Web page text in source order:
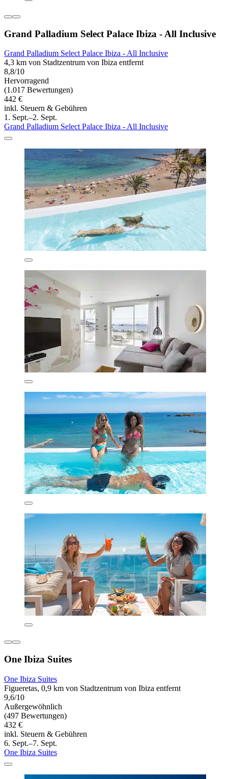
Grand Palladium Select Palace Ibiza - All Inclusive
Grand Palladium Select Palace Ibiza - All Inclusive
4,3 km von Stadtzentrum von Ibiza entfernt
8,8/10
Hervorragend
(1.017 Bewertungen)
442 €
inkl. Steuern & Gebühren
1. Sept.–2. Sept.
Grand Palladium Select Palace Ibiza - All Inclusive
One Ibiza Suites
One Ibiza Suites
Figueretas, 0,9 km von Stadtzentrum von Ibiza entfernt
9,6/10
Außergewöhnlich
(497 Bewertungen)
432 €
inkl. Steuern & Gebühren
6. Sept.–7. Sept.
One Ibiza Suites